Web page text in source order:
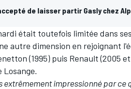
de laisser partir Gasly chez
était toutefois limitée dans
autre dimension en rejoignant
(1995) puis Renault (2005
extrêmement impressionné par ce